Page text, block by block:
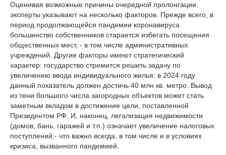
Оценивая возможные причины очередной пролонгации,
эксперты указывают на несколько факторов. Прежде всего, в
период продолжающейся пандемии коронавируса
большинство собственников старается избегать посещения
общественных мест, - в том числе административных
учреждений. Другие факторы имеют стратегический
характер: государство стремится решить задачу по
увеличению ввода индивидуального жилья: в 2024 году
данный показатель должен достичь 40 млн кв. метро. Вывод
из тени большого числа загородных объектов может стать
заметным вкладом в достижение цели, поставленной
Президентом РФ. И, наконец, легализация недвижимости
(домов, бань, гаражей и т.п.) означает увеличение налоговых
поступлений,- что важно всегда, в том числе и в условиях
кризиса, вызванного пандемией.